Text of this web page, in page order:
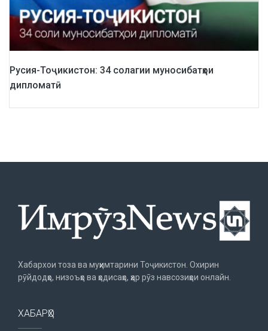
Русия-Тоҷикистон: 34 солагии муносибатҳои
дипломатӣ
Хабархои тоза ва муҳимтарини Тоҷикистон. Охирин
рӯйдодҳо, низоъҳо ва ҳодисаҳо, ҳар рӯз навсозиҳои онлайн.
ХАБАРҲО